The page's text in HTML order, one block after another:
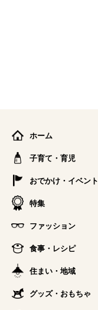
ホーム
子育て・育児
おでかけ・イベント
特集
ファッション
食事・レシピ
住まい・地域
グッズ・おもちゃ